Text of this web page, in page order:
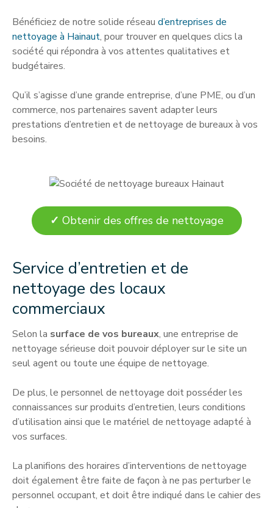
Bénéficiez de notre solide réseau d’entreprises de
nettoyage à Hainaut, pour trouver en quelques clics la
société qui répondra à vos attentes qualitatives et
budgétaires.
Qu’il s’agisse d’une grande entreprise, d’une PME, ou d’un
commerce, nos partenaires savent adapter leurs
prestations d’entretien et de nettoyage de bureaux à vos
besoins.
✓ Obtenir des offres de nettoyage
Service d’entretien et de
nettoyage des locaux
commerciaux
Selon la surface de vos bureaux, une entreprise de
nettoyage sérieuse doit pouvoir déployer sur le site un
seul agent ou toute une équipe de nettoyage.
De plus, le personnel de nettoyage doit posséder les
connaissances sur produits d’entretien, leurs conditions
d’utilisation ainsi que le matériel de nettoyage adapté à
vos surfaces.
La planifions des horaires d’interventions de nettoyage
doit également être faite de façon à ne pas perturber le
personnel occupant, et doit être indiqué dans le cahier des